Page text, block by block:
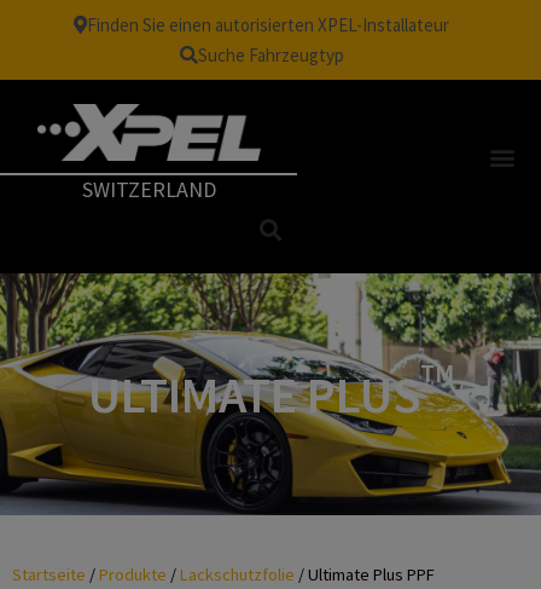
Finden Sie einen autorisierten XPEL-Installateur
Suche Fahrzeugtyp
SWITZERLAND
ULTIMATE PLUSTM
Startseite /Produkte /Lackschutzfolie /Ultimate Plus PPF